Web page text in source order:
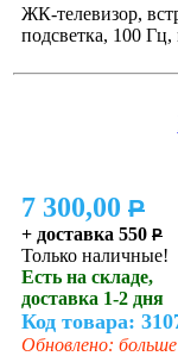
ЖК-телевизор,
подсветка, 100
7 300,00 P
+ доставка 550 P
Только наличные!
Есть на складе,
доставка 1-2 дня
Код товара:
Обновлено: